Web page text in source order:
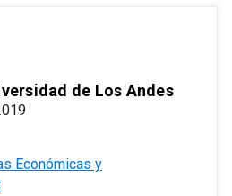
de Los Andes
Económicas y